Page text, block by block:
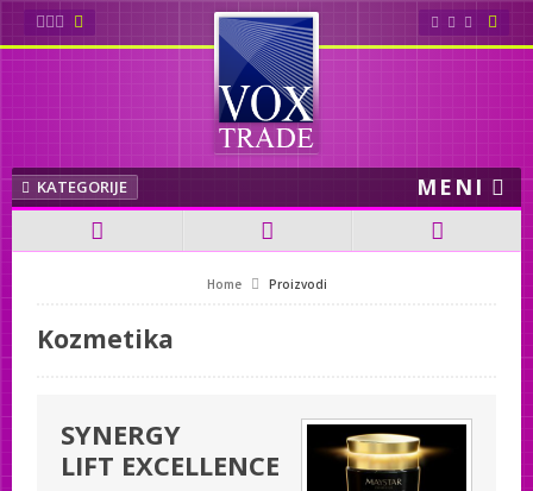
Kozmetika
Solarijumi
UV Lampe
MENI
KATEGORIJE
Home Proizvodi
Kozmetika
SYNERGY
LIFT EXCELLENCE